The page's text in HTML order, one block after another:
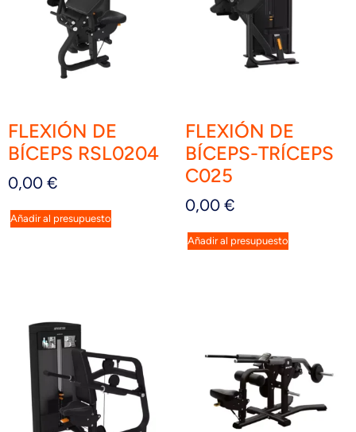
FLEXIÓN DE
BÍCEPS RSL0204
0,00 €
Añadir al presupuesto
FLEXIÓN DE
BÍCEPS-TRÍCEPS
C025
0,00 €
Añadir al presupuesto